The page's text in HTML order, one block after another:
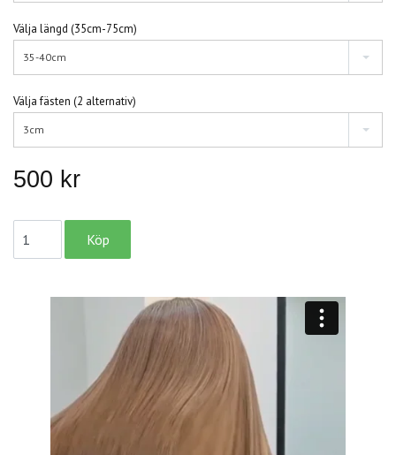
Välja längd (35cm-75cm)
35-40cm
Välja fästen (2 alternativ)
3cm
500 kr